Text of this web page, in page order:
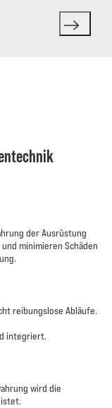
der Ausrüstung
minimieren Schäden
reibungslose Abläufe.
integriert.
wird die